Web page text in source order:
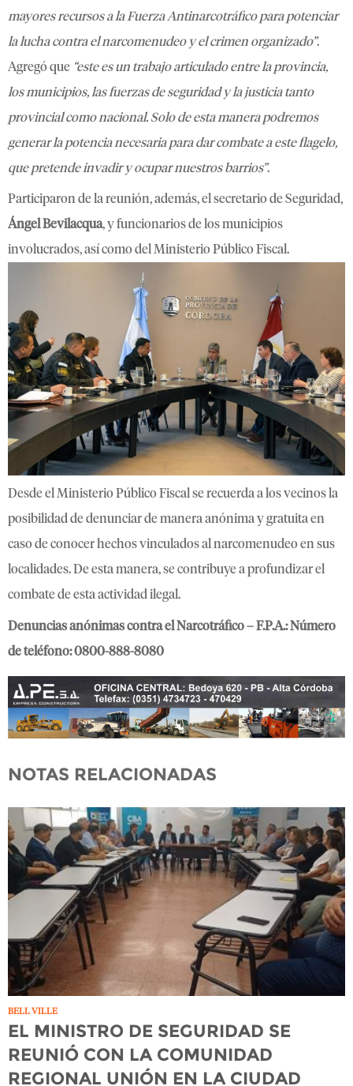
mayores recursos a la Fuerza Antinarcotráfico para potenciar
la lucha contra el narcomenudeo y el crimen organizado”.
Agregó que “este es un trabajo articulado entre la provincia,
los municipios, las fuerzas de seguridad y la justicia tanto
provincial como nacional. Solo de esta manera podremos
generar la potencia necesaria para dar combate a este flagelo,
que pretende invadir y ocupar nuestros barrios”.
Participaron de la reunión, además, el secretario de Seguridad,
Ángel Bevilacqua, y funcionarios de los municipios
involucrados, así como del Ministerio Público Fiscal.
Desde el Ministerio Público Fiscal se recuerda a los vecinos la
posibilidad de denunciar de manera anónima y gratuita en
caso de conocer hechos vinculados al narcomenudeo en sus
localidades. De esta manera, se contribuye a profundizar el
combate de esta actividad ilegal.
Denuncias anónimas contra el Narcotráfico – F.P.A.: Número
de teléfono: 0800-888-8080
NOTAS RELACIONADAS
BELL VILLE
EL MINISTRO DE SEGURIDAD SE
REUNIÓ CON LA COMUNIDAD
REGIONAL UNIÓN EN LA CIUDAD